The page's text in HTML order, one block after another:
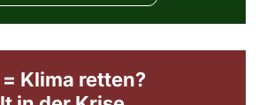
Klima retten?